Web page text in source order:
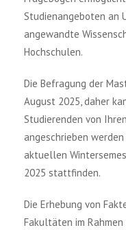
Studienangeboten an
angewandte
Hochschulen.
Die Befragung der
August 2025, daher
Studierenden von
angeschrieben
aktuellen
2025 stattfinden.
Die Erhebung von
Fakultäten im Rahmen